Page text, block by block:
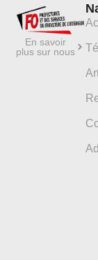
En savoir
plus sur nous